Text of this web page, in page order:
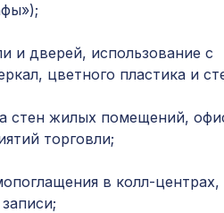
и дверей, использование с
цветного пластика и
стен жилых помещений,
торговли;
в колл-центрах,